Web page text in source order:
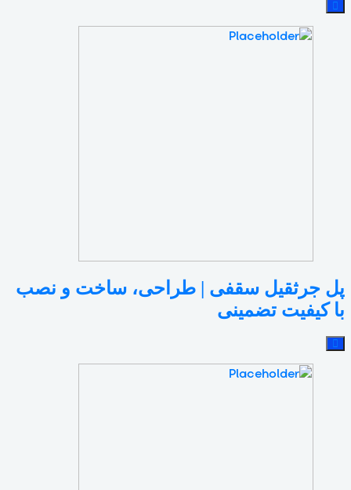
پل جرثقیل سقفی | طراحی، ساخت و نصب
با کیفیت تضمینی